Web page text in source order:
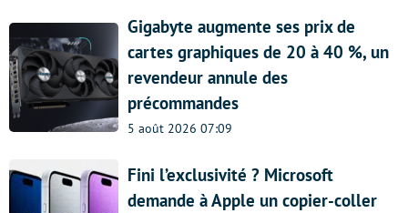
Gigabyte augmente ses prix de
cartes graphiques de 20 à 40 %, un
revendeur annule des
précommandes
5 août 2026 07:09
Fini l’exclusivité ? Microsoft
demande à Apple un copier-coller